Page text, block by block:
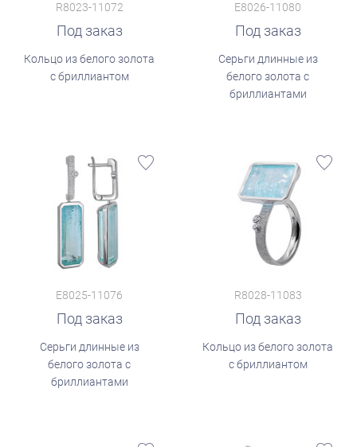
R8023-11072
Под заказ
Кольцо из белого золота
с бриллиантом
E8026-11080
Под заказ
Серьги длинные из
белого золота с
бриллиантами
E8025-11076
Под заказ
Серьги длинные из
белого золота с
бриллиантами
R8028-11083
Под заказ
Кольцо из белого золота
с бриллиантом